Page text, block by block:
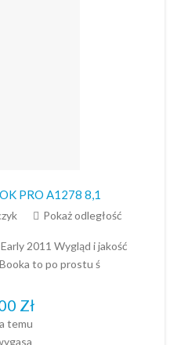
PRO A1278 8,1
Pokaż odległość
2011 Wygląd i jakość
to po prostu ś
Zł
temu